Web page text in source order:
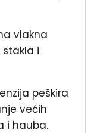
vlakna
i
peškira
većih
i hauba.